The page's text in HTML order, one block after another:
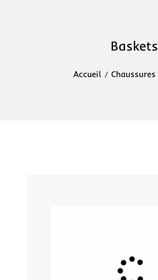
Baskets
Accueil /Chaussures